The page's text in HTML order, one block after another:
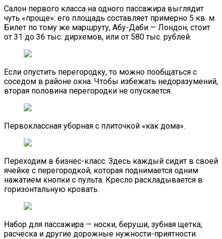
Салон первого класса на одного пассажира выглядит
чуть «проще»: его площадь составляет примерно 5 кв. м.
Билет по тому же маршруту, Абу-Даби — Лондон, стоит
от 31 до 36 тыс. дирхемов, или от 580 тыс. рублей.
Если опустить перегородку, то можно пообщаться с
соседом в районе окна. Чтобы избежать недоразумений,
вторая половина перегородки не опускается.
Первоклассная уборная с плиточкой «как дома».
Переходим в бизнес-класс. Здесь каждый сидит в своей
ячейке с перегородкой, которая поднимается одним
нажатием кнопки с пульта. Кресло раскладывается в
горизонтальную кровать.
Набор для пассажира — носки, беруши, зубная щетка,
расческа и другие дорожные нужности-приятности.